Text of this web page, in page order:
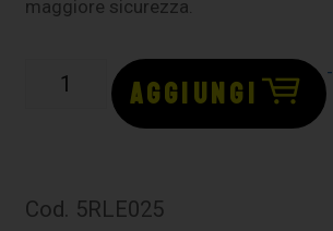
maggiore sicurezza.
-
AGGIUNGI
Cod. 5RLE025